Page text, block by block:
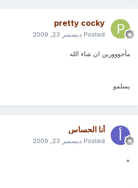
pretty cocky
Posted ديسمبر 23, 2009
مأجووورين ان شاء الله
يسلمو
أنا الحساس
Posted ديسمبر 23, 2009
+